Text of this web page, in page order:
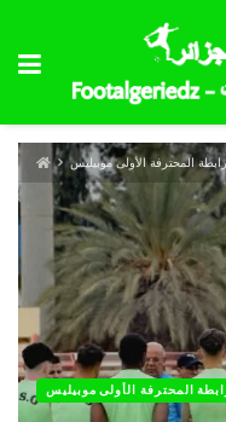
المحترفة الأولى موبيليس
المحترفة الأولى موبيليس